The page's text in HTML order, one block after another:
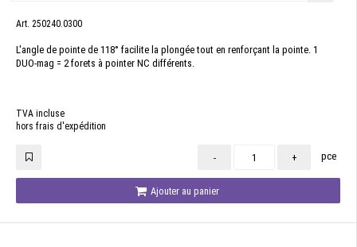
Art. 250240.0300
L'angle de pointe de 118° facilite la plongée tout en renforçant la pointe. 1
DUO-mag = 2 forets à pointer NC différents.
TVA incluse
hors frais d'expédition
- + pce
Ajouter au panier